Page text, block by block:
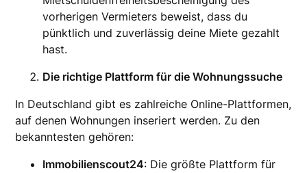
vorherigen Vermieters beweist, dass du
pünktlich und zuverlässig deine Miete gezahlt
hast.
Die richtige Plattform für die Wohnungssuche
In Deutschland gibt es zahlreiche Online-Plattformen,
auf denen Wohnungen inseriert werden. Zu den
bekanntesten gehören:
Immobilienscout24: Die größte Plattform für